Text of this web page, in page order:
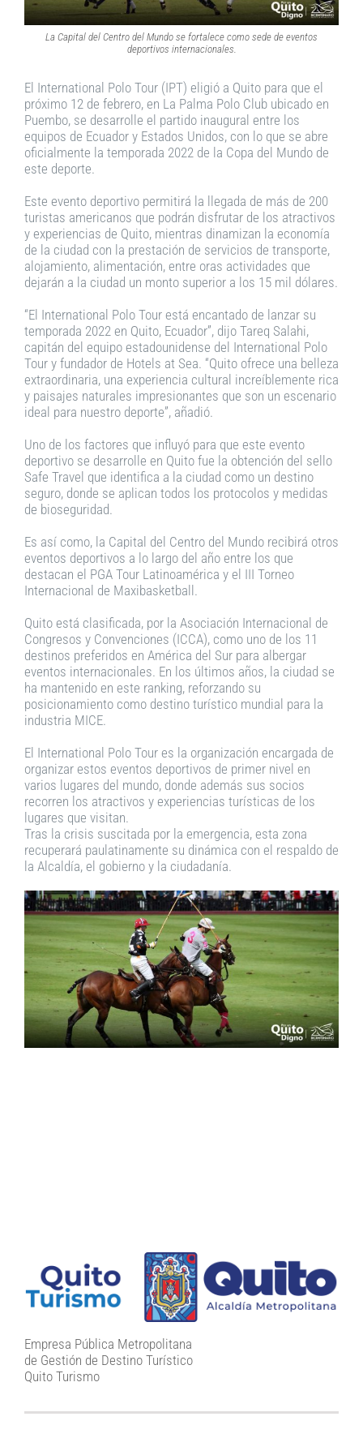
La Capital del Centro del Mundo se fortalece como sede de eventos
deportivos internacionales.
El International Polo Tour (IPT) eligió a Quito para que el
próximo 12 de febrero, en La Palma Polo Club ubicado en
Puembo, se desarrolle el partido inaugural entre los
equipos de Ecuador y Estados Unidos, con lo que se abre
oficialmente la temporada 2022 de la Copa del Mundo de
este deporte.
Este evento deportivo permitirá la llegada de más de 200
turistas americanos que podrán disfrutar de los atractivos
y experiencias de Quito, mientras dinamizan la economía
de la ciudad con la prestación de servicios de transporte,
alojamiento, alimentación, entre oras actividades que
dejarán a la ciudad un monto superior a los 15 mil dólares.
“El International Polo Tour está encantado de lanzar su
temporada 2022 en Quito, Ecuador”, dijo Tareq Salahi,
capitán del equipo estadounidense del International Polo
Tour y fundador de Hotels at Sea. “Quito ofrece una belleza
extraordinaria, una experiencia cultural increíblemente rica
y paisajes naturales impresionantes que son un escenario
ideal para nuestro deporte”, añadió.
Uno de los factores que influyó para que este evento
deportivo se desarrolle en Quito fue la obtención del sello
Safe Travel que identifica a la ciudad como un destino
seguro, donde se aplican todos los protocolos y medidas
de bioseguridad.
Es así como, la Capital del Centro del Mundo recibirá otros
eventos deportivos a lo largo del año entre los que
destacan el PGA Tour Latinoamérica y el III Torneo
Internacional de Maxibasketball.
Quito está clasificada, por la Asociación Internacional de
Congresos y Convenciones (ICCA), como uno de los 11
destinos preferidos en América del Sur para albergar
eventos internacionales. En los últimos años, la ciudad se
ha mantenido en este ranking, reforzando su
posicionamiento como destino turístico mundial para la
industria MICE.
El International Polo Tour es la organización encargada de
organizar estos eventos deportivos de primer nivel en
varios lugares del mundo, donde además sus socios
recorren los atractivos y experiencias turísticas de los
lugares que visitan.
Tras la crisis suscitada por la emergencia, esta zona
recuperará paulatinamente su dinámica con el respaldo de
la Alcaldía, el gobierno y la ciudadanía.
Empresa Pública Metropolitana
de Gestión de Destino Turístico
Quito Turismo